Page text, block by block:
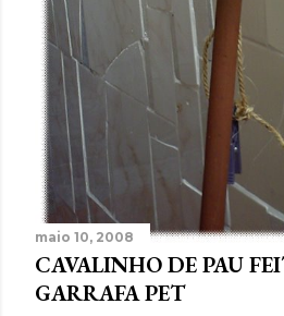
maio 10, 2008
CAVALINHO DE PAU
GARRAFA PET